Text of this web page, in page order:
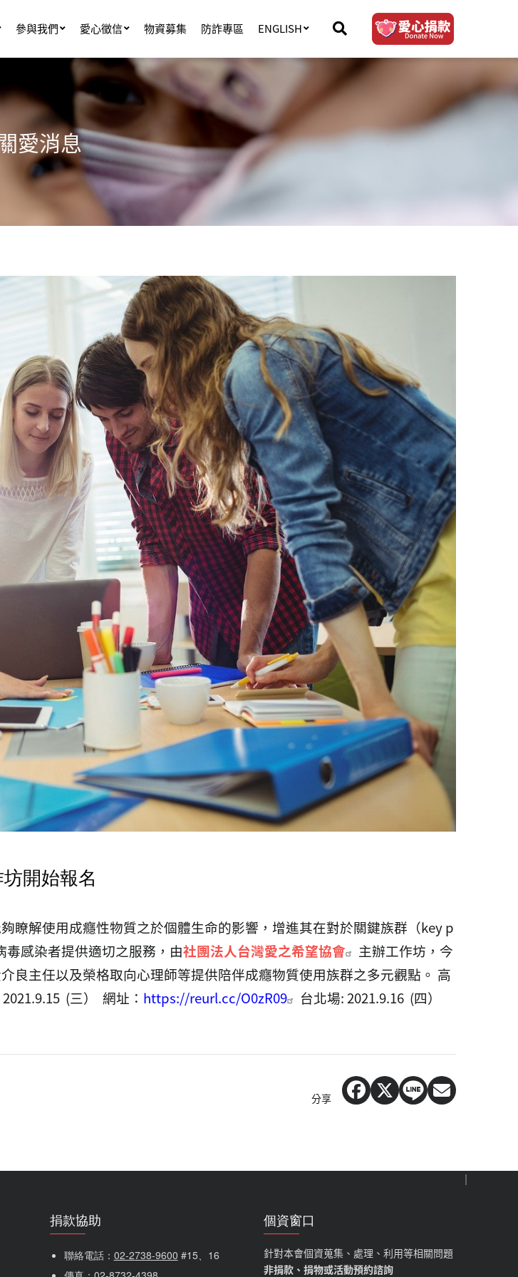
參與我們 愛心徵信 物資募集 防詐專區 ENGLISH
愛消息
開始報名
瞭解使用成癮性物質之於個體生命的影響，增進其在對於關鍵族群（key p
感染者提供適切之服務，由社團法人台灣愛之希望協會 主辦工作坊， 今
主任以及榮格取向心理師等提供陪伴成癮物質使用族群之多元觀點。 高
2021.9.15 (三） 網址： https://reurl.cc/O0zR09 台北場: 2021.9.16 (四）
分享
捐款協助
聯絡電話： 02-2738-9600 #15、16
個資窗口
針對本會個資蒐集、處理、利用等相關問題
非捐款、捐物或活動預約諮詢